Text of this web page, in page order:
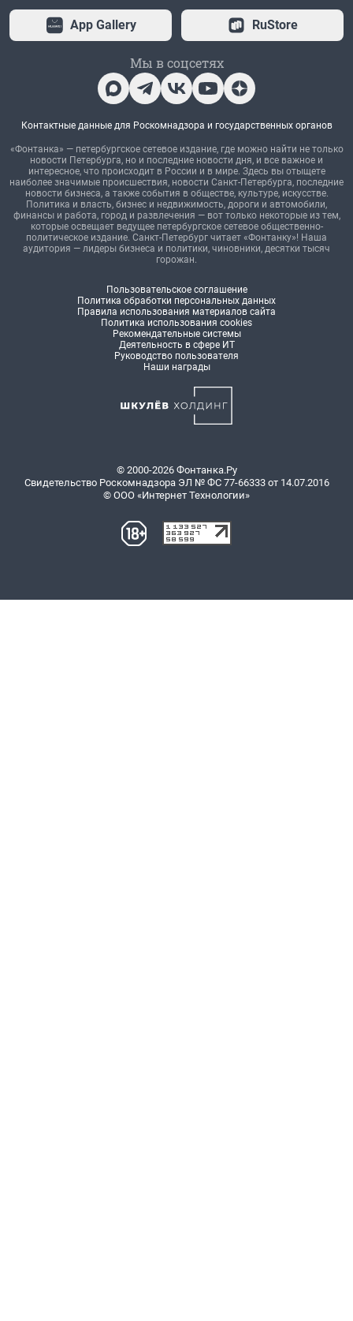
App Gallery RuStore
Мы в соцсетях
Контактные данные для Роскомнадзора и государственных органов
«Фонтанка» — петербургское сетевое издание, где можно найти не только
новости Петербурга, но и последние новости дня, и все важное и
интересное, что происходит в России и в мире. Здесь вы отыщете
наиболее значимые происшествия, новости Санкт-Петербурга, последние
новости бизнеса, а также события в обществе, культуре, искусстве.
Политика и власть, бизнес и недвижимость, дороги и автомобили,
финансы и работа, город и развлечения — вот только некоторые из тем,
которые освещает ведущее петербургское сетевое общественно-
политическое издание. Санкт-Петербург читает «Фонтанку»! Наша
аудитория — лидеры бизнеса и политики, чиновники, десятки тысяч
горожан.
Пользовательское соглашение
Политика обработки персональных данных
Правила использования материалов сайта
Политика использования cookies
Рекомендательные системы
Деятельность в сфере ИТ
Руководство пользователя
Наши награды
© 2000-2026 Фонтанка.Ру
Свидетельство Роскомнадзора ЭЛ № ФС 77-66333 от 14.07.2016
© ООО «Интернет Технологии»